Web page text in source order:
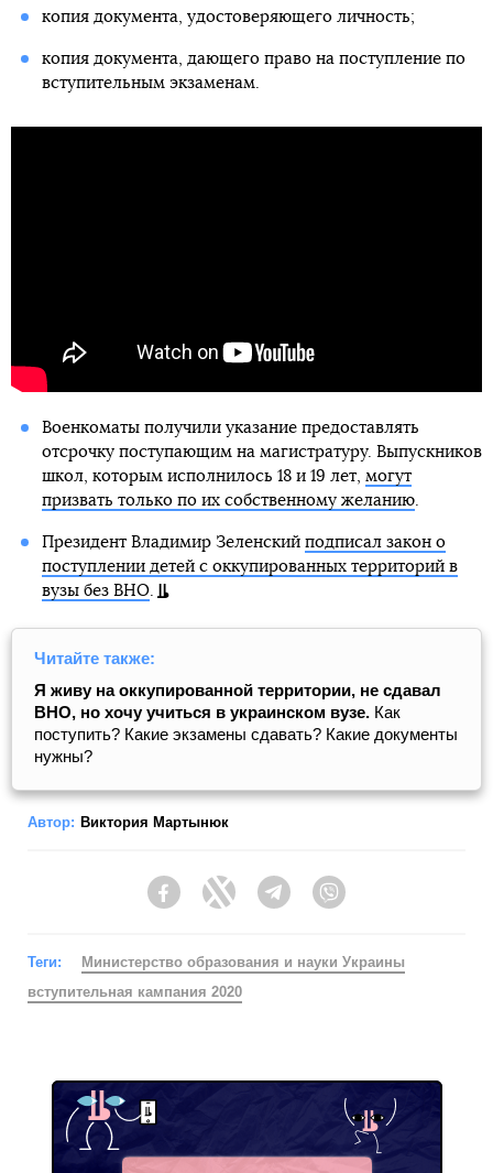
копия документа, удостоверяющего личность;
копия документа, дающего право на поступление по
вступительным экзаменам.
Военкоматы получили указание предоставлять
отсрочку поступающим на магистратуру. Выпускников
школ, которым исполнилось 18 и 19 лет, могут
призвать только по их собственному желанию.
Президент Владимир Зеленский подписал закон о
поступлении детей с оккупированных территорий в
вузы без ВНО.
Читайте также:
Я живу на оккупированной территории, не сдавал
ВНО, но хочу учиться в украинском вузе. Как
поступить? Какие экзамены сдавать? Какие документы
нужны?
Автор: Виктория Мартынюк
FacebookTwitter Telegram
Теги:
Министерство образования и науки Украины
вступительная кампания 2020